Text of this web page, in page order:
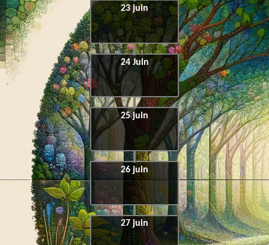
23 juin
24 Juin
25 juin
26 juin
27 juin